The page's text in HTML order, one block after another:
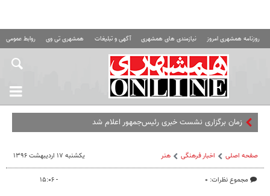
روزنامه همشهری امروز نیازمندی های همشهری آگهی و تبلیغات همشهری تی وی روابط عمومی
زمان برگزاری نشست خبری رئیس‌جمهور اعلام شد
صفحه اصلی اخبار فرهنگی هنر
مجموع نظرات: ۰
یکشنبه ۱۷ اردیبهشت ۱۳۹۶
- ۱۵:۰۶